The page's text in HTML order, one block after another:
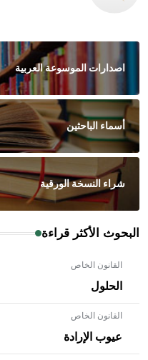
اصدارات الموسوعة العربية
أسماء الباحثين
شراء النسخة الورقية
البحوث الأكثر قراءة
القانون الخاص
الحلول
القانون الخاص
عيوب الإرادة